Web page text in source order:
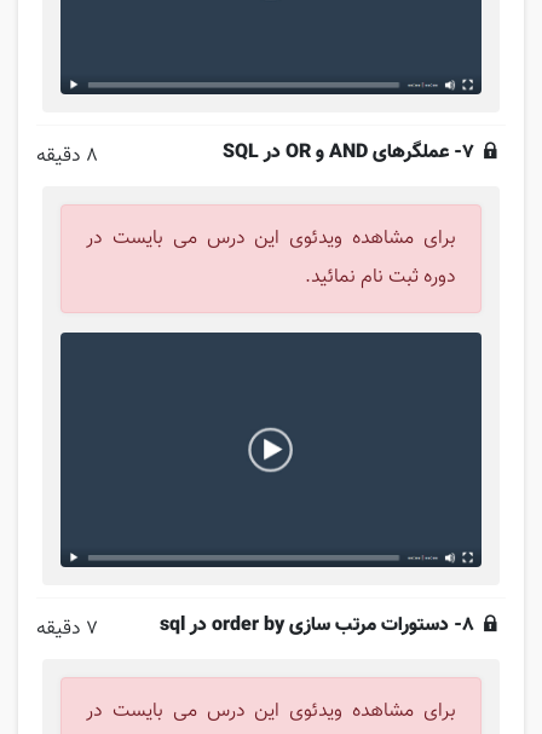
7- عملگرهای AND و OR در SQL 8 دقیقه
برای مشاهده ویدئوی این درس می بایست در
دوره ثبت نام نمائید.
8- دستورات مرتب سازی order by در sql 7 دقیقه
برای مشاهده ویدئوی این درس می بایست در